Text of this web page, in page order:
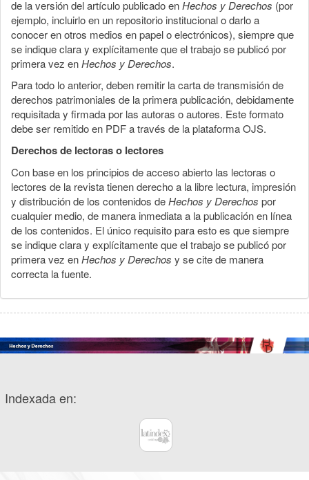
de la versión del artículo publicado enHechos y Derechos (por
ejemplo, incluirlo en un repositorio institucional o darlo a
conocer en otros medios en papel o electrónicos), siempre que
se indique clara y explícitamente que el trabajo se publicó por
primera vez enHechos y Derechos.
Para todo lo anterior, deben remitir la carta de transmisión de
derechos patrimoniales de la primera publicación, debidamente
requisitada y firmada por las autoras o autores. Este formato
debe ser remitido en PDF a través de la plataforma OJS.
Derechos de lectoras o lectores
Con base en los principios de acceso abierto las lectoras o
lectores de la revista tienen derecho a la libre lectura, impresión
y distribución de los contenidos deHechos y Derechos por
cualquier medio, de manera inmediata a la publicación en línea
de los contenidos. El único requisito para esto es que siempre
se indique clara y explícitamente que el trabajo se publicó por
primera vez enHechos y Derechos y se cite de manera
correcta la fuente.
Indexada en: